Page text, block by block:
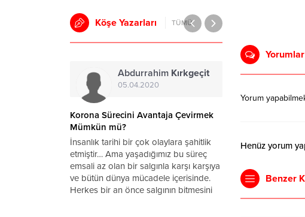
Yorumlar
Yorum
Henüz yorum
Benzer
Köşe Yazarları TÜMÜ
Abdurrahim Kırkgeçit
05.04.2020
Korona Sürecini Avantaja Çevirmek
Mümkün mü?
İnsanlık tarihi bir çok olaylara şahitlik
etmiştir… Ama yaşadığımız bu süreç
emsali az olan bir salgınla karşı karşıya
ve bütün dünya mücadele içerisinde.
Herkes bir an önce salgının bitmesini